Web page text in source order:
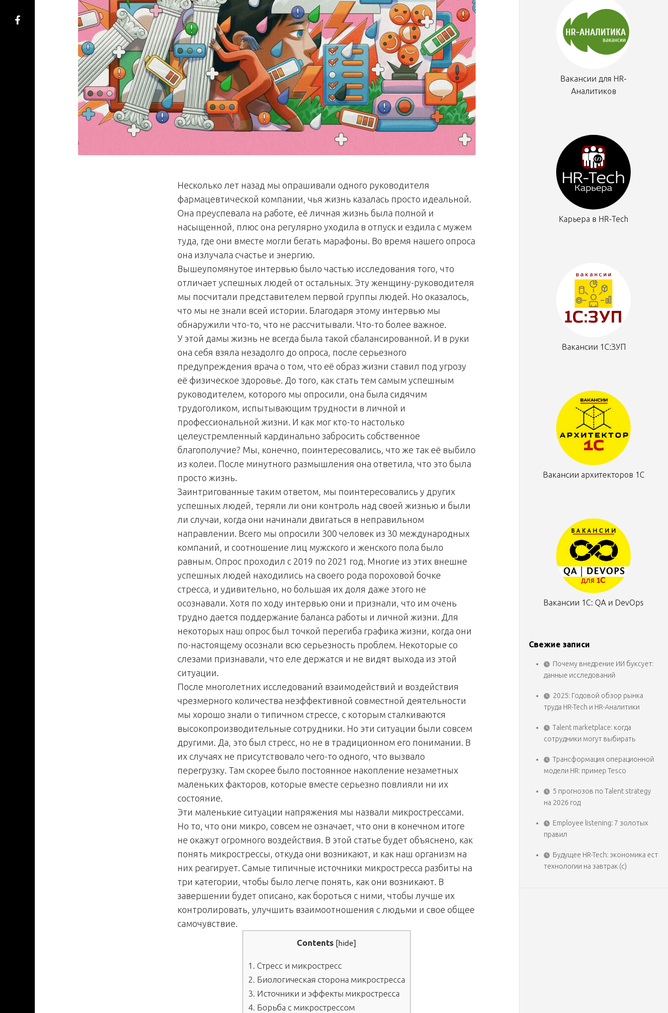
Несколько лет назад мы опрашивали одного руководителя
фармацевтической компании, чья жизнь казалась просто идеальной.
Она преуспевала на работе, её личная жизнь была полной и
насыщенной, плюс она регулярно уходила в отпуск и ездила с мужем
туда, где они вместе могли бегать марафоны. Во время нашего опроса
она излучала счастье и энергию.
Вышеупомянутое интервью было частью исследования того, что
отличает успешных людей от остальных. Эту женщину-руководителя
мы посчитали представителем первой группы людей. Но оказалось,
что мы не знали всей истории. Благодаря этому интервью мы
обнаружили что-то, что не рассчитывали. Что-то более важное.
У этой дамы жизнь не всегда была такой сбалансированной. И в руки
она себя взяла незадолго до опроса, после серьезного
предупреждения врача о том, что её образ жизни ставил под угрозу
её физическое здоровье. До того, как стать тем самым успешным
руководителем, которого мы опросили, она была сидячим
трудоголиком, испытывающим трудности в личной и
профессиональной жизни. И как мог кто-то настолько
целеустремленный кардинально забросить собственное
благополучие? Мы, конечно, поинтересовались, что же так её выбило
из колеи. После минутного размышления она ответила, что это была
просто жизнь.
Заинтригованные таким ответом, мы поинтересовались у других
успешных людей, теряли ли они контроль над своей жизнью и были
ли случаи, когда они начинали двигаться в неправильном
направлении. Всего мы опросили 300 человек из 30 международных
компаний, и соотношение лиц мужского и женского пола было
равным. Опрос проходил с 2019 по 2021 год. Многие из этих внешне
успешных людей находились на своего рода пороховой бочке
стресса, и удивительно, но большая их доля даже этого не
осознавали. Хотя по ходу интервью они и признали, что им очень
трудно дается поддержание баланса работы и личной жизни. Для
некоторых наш опрос был точкой перегиба графика жизни, когда они
по-настоящему осознали всю серьезность проблем. Некоторые со
слезами признавали, что еле держатся и не видят выхода из этой
ситуации.
После многолетних исследований взаимодействий и воздействия
чрезмерного количества неэффективной совместной деятельности
мы хорошо знали о типичном стрессе, с которым сталкиваются
высокопроизводительные сотрудники. Но эти ситуации были совсем
другими. Да, это был стресс, но не в традиционном его понимании. В
их случаях не присутствовало чего-то одного, что вызвало
перегрузку. Там скорее было постоянное накопление незаметных
маленьких факторов, которые вместе серьезно повлияли ни их
состояние.
Эти маленькие ситуации напряжения мы назвали микрострессами.
Но то, что они микро, совсем не означает, что они в конечном итоге
не окажут огромного воздействия. В этой статье будет объяснено, как
понять микрострессы, откуда они возникают, и как наш организм на
них реагирует. Самые типичные источники микростресса разбиты на
три категории, чтобы было легче понять, как они возникают. В
завершении будет описано, как бороться с ними, чтобы лучше их
контролировать, улучшить взаимоотношения с людьми и свое общее
самочувствие.
Contents [hide]
1. Стресс и микростресс
2. Биологическая сторона микростресса
3. Источники и эффекты микростресса
4. Борьба с микрострессом
Вакансии для HR-
Аналитиков
Карьера в HR-Tech
Вакансии 1С:ЗУП
Вакансии архитекторов 1С
Вакансии 1С: QA и DevOps
Свежие записи
Почему внедрение ИИ буксует:
данные исследований
2025: Годовой обзор рынка
труда HR-Tech и HR-Аналитики
Talent marketplace: когда
сотрудники могут выбирать
Трансформация операционной
модели HR: пример Tesco
5 прогнозов по Talent strategy
на 2026 год
Employee listening: 7 золотых
правил
Будущее HR-Tech: экономика ест
технологии на завтрак (с)